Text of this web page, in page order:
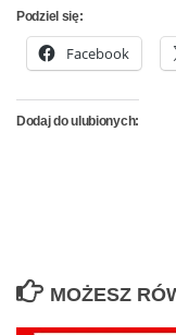
Podziel się:
Facebook
Dodaj do ulubionych:
MOŻESZ